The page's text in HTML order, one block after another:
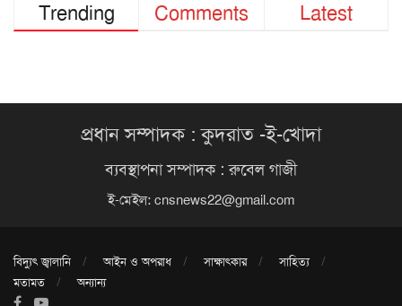
Trending Comments Latest
প্রধান সম্পাদক : কুদরাত -ই-খোদা
ব্যবস্থাপনা সম্পাদক : রুবেল গাজী
ই-মেইল: cnsnews22@gmail.com
বিদ্যুৎ জ্বালানি আইন ও অপরাধ সাক্ষাৎকার
সাহিত্য
মতামত
অন্যান্য